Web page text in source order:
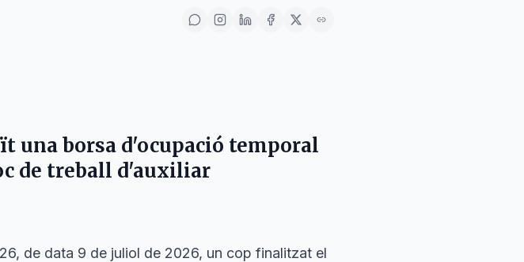
una borsa d'ocupació temporal
de treball d'auxiliar
de data 9 de juliol de 2026, un cop finalitzat el